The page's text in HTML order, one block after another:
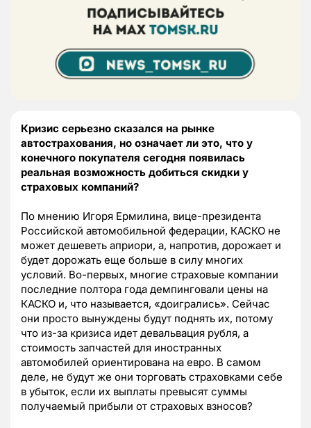
Кризис серьезно сказался на рынке
автострахования, но означает ли это, что у
конечного покупателя сегодня появилась
реальная возможность добиться скидки у
страховых компаний?
По мнению Игоря Ермилина, вице-президента
Российской автомобильной федерации, КАСКО не
может дешеветь априори, а, напротив, дорожает и
будет дорожать еще больше в силу многих
условий. Во-первых, многие страховые компании
последние полтора года демпинговали цены на
КАСКО и, что называется, «доигрались». Сейчас
они просто вынуждены будут поднять их, потому
что из-за кризиса идет девальвация рубля, а
стоимость запчастей для иностранных
автомобилей ориентирована на евро. В самом
деле, не будут же они торговать страховками себе
в убыток, если их выплаты превысят суммы
получаемый прибыли от страховых взносов?